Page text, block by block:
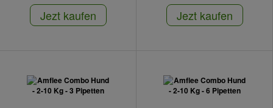
Jezt kaufen Jezt kaufen